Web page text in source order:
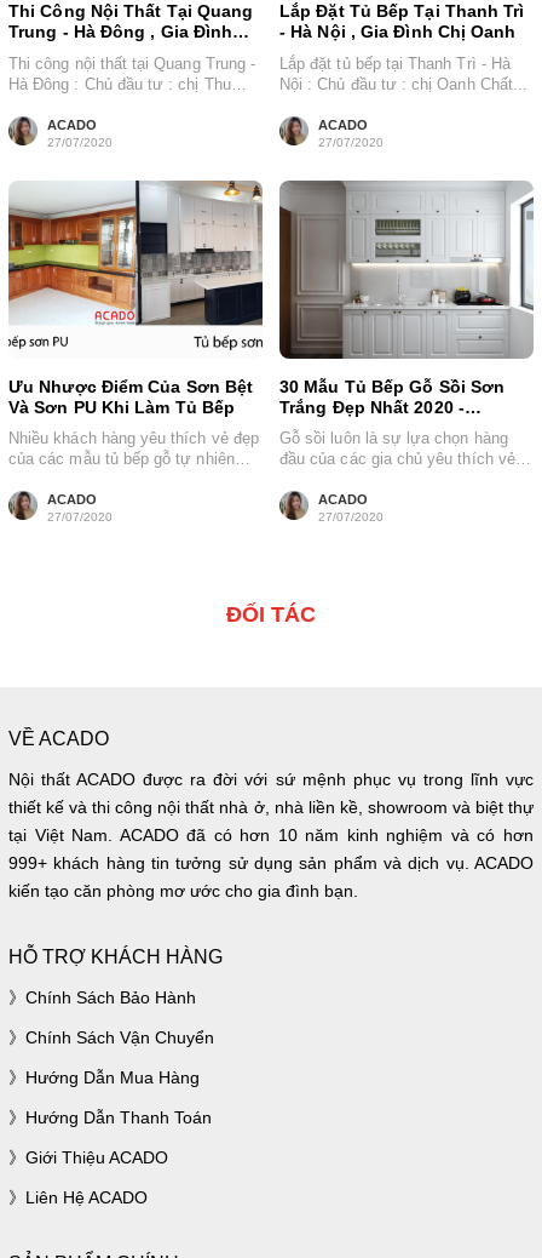
Thi Công Nội Thất Tại Quang
Trung - Hà Đông , Gia Đình
Chị Thu
Thi công nội thất tại Quang Trung -
Hà Đông : Chủ đầu tư : chị Thu
ACADO
27/07/2020
Lắp Đặt Tủ Bếp Tại Thanh Trì
- Hà Nội , Gia Đình Chị Oanh
Lắp đặt tủ bếp tại Thanh Trì - Hà
Nội : Chủ đầu tư : chị Oanh Chất...
ACADO
27/07/2020
Ưu Nhược Điểm Của Sơn Bệt
Và Sơn PU Khi Làm Tủ Bếp
Nhiều khách hàng yêu thích vẻ đẹp
của các mẫu tủ bếp gỗ tự nhiên
ACADO
27/07/2020
30 Mẫu Tủ Bếp Gỗ Sồi Sơn
Trắng Đẹp Nhất 2020 -
acado.vn
Gỗ sồi luôn là sự lựa chọn hàng
đầu của các gia chủ yêu thích vẻ
ACADO
27/07/2020
ĐỐI TÁC
VỀ ACADO
Nội thất ACADO được ra đời với sứ mệnh phục vụ trong lĩnh vực
thiết kế và thi công nội thất nhà ở, nhà liền kề, showroom và biệt thự
tại Việt Nam. ACADO đã có hơn 10 năm kinh nghiệm và có hơn
999+ khách hàng tin tưởng sử dụng sản phẩm và dịch vụ. ACADO
kiến tạo căn phòng mơ ước cho gia đình bạn.
HỖ TRỢ KHÁCH HÀNG
Chính Sách Bảo Hành
Chính Sách Vận Chuyển
Hướng Dẫn Mua Hàng
Hướng Dẫn Thanh Toán
Giới Thiệu ACADO
Liên Hệ ACADO